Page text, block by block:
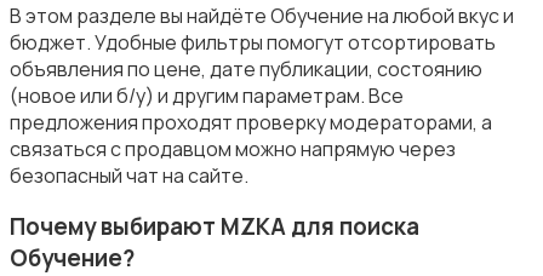
Автоуслуги
В этом разделе вы найдёте Обучение на любой вкус и
бюджет. Удобные фильтры помогут отсортировать
объявления по цене, дате публикации, состоянию
(новое или б/у) и другим параметрам. Все
предложения проходят проверку модераторами, а
связаться с продавцом можно напрямую через
безопасный чат на сайте.
Почему выбирают MZKA для поиска
Обучение?